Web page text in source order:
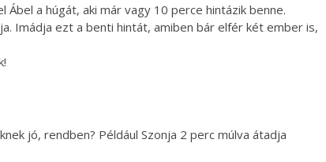
a húgát, aki már vagy 10 perce hintázik benne.
Imádja ezt a benti hintát, amiben bár elfér két ember is,
jó, rendben? Például Szonja 2 perc múlva átadja